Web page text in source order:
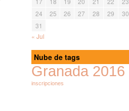
« Jul
24
25 26 27 28 29
30
31
Nube de tags
Granada 2016
inscripciones